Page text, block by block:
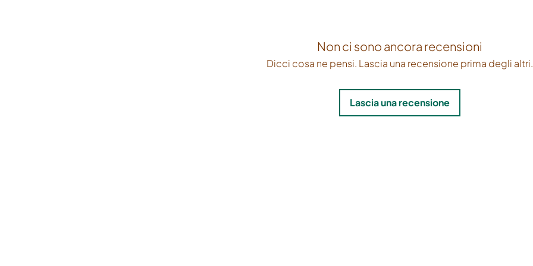
Non ci sono ancora recensioni
Dicci cosa ne pensi. Lascia una recensione prima degli altri.
Lascia una recensione